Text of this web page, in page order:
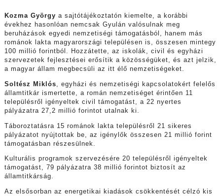
Kozma György a sajtótájékoztatón kiemelte, a korábbi
évekhez hasonlóan nemcsak Gyulán valósulnak meg
beruházások egyedi nemzetiségi támogatásból, hanem más
románok lakta magyarországi településen is, összesen mintegy
100 millió forintból. Hozzátette, az iskolák, civil és egyházi
szervezetek fejlesztései erősítik a közösségüket, és azt jelzik,
a magyar állam megbecsüli az itt élő nemzetiségeket.
Soltész Miklós, egyházi és nemzetiségi kapcsolatokért felelős
államtitkár ismertette, a román nemzetiséget érintően 11
településről igényeltek civil támogatást, a 22 nyertes
pályázatra 27,2 millió forintot utalnak ki.
Táboroztatásra 15 románok lakta településről 21 sikeres
pályázatot nyújtottak be, az igénylők összesen 21 millió forint
támogatásban részesülnek.
Kulturális programok szervezésére 20 településről igényeltek
támogatást, 79 pályázatra 38 millió forintot biztosít az
államtitkárság.
Az elsősorban az energetikai kiadások csökkentését célzó kis